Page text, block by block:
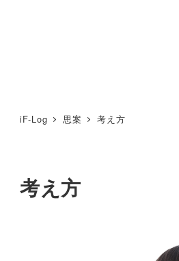
iF-Log 思案 考え方
考え方